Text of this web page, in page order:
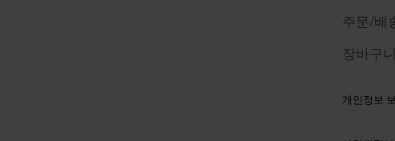
주문/배
장바구니
개인정보